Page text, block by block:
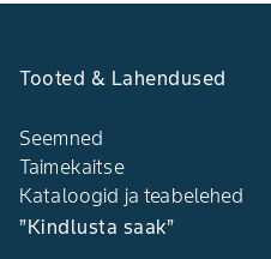
Tooted & Lahendused
Seemned
Taimekaitse
Kataloogid ja teabelehed
”Kindlusta saak”